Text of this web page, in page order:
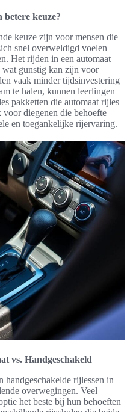
betere keuze?
keuze zijn voor mensen die
snel overweldigd voelen
Het rijden in een automaat
wat gunstig kan zijn voor
vaak minder tijdsinvestering
te halen, kunnen leerlingen
pakketten die automaat rijles
diegenen die behoefte
en toegankelijke rijervaring.
vs. Handgeschakeld
handgeschakelde rijlessen in
overwegingen. Veel
het beste bij hun behoeften